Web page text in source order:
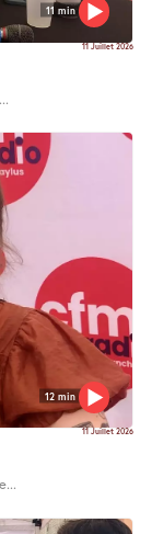
11 min
11 Juillet 2026
12 min
11 Juillet 2026